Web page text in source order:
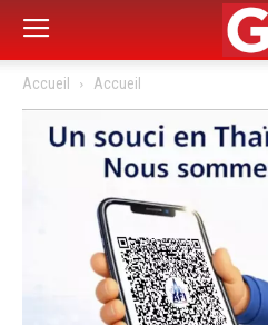
Accueil Accueil